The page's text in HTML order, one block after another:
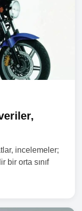
incelemeler;
bir orta sınıf